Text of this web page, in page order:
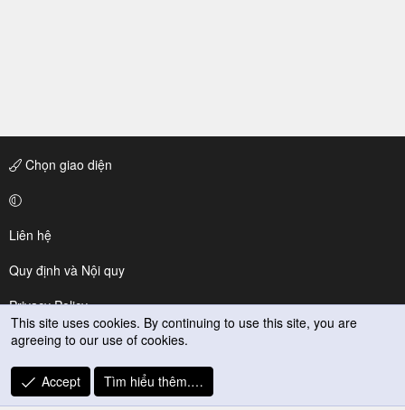
Chọn giao diện
Liên hệ
Quy định và Nội quy
Privacy Policy
Trợ giúp
R
S
This site uses cookies. By continuing to use this site, you are
agreeing to our use of cookies.
Accept Tìm hiểu thêm.…